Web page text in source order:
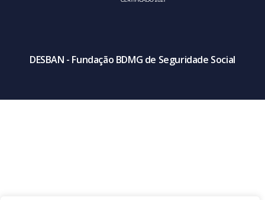
DESBAN - Fundação BDMG de Seguridade Social